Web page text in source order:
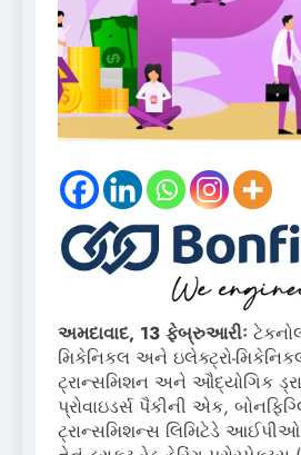
અમદાવાદ, 13 ફેબ્રુઆરીઃ
મિકેનિકલ અને ઇલેક્ટ્રો-
ટ્રાન્સમિશન અને ઔદ્યોગિક
પ્રોવાઇડર્સ પૈકીની એક,
ટ્રાન્સમિશન્સ લિમિટેડે આઈપીઓ